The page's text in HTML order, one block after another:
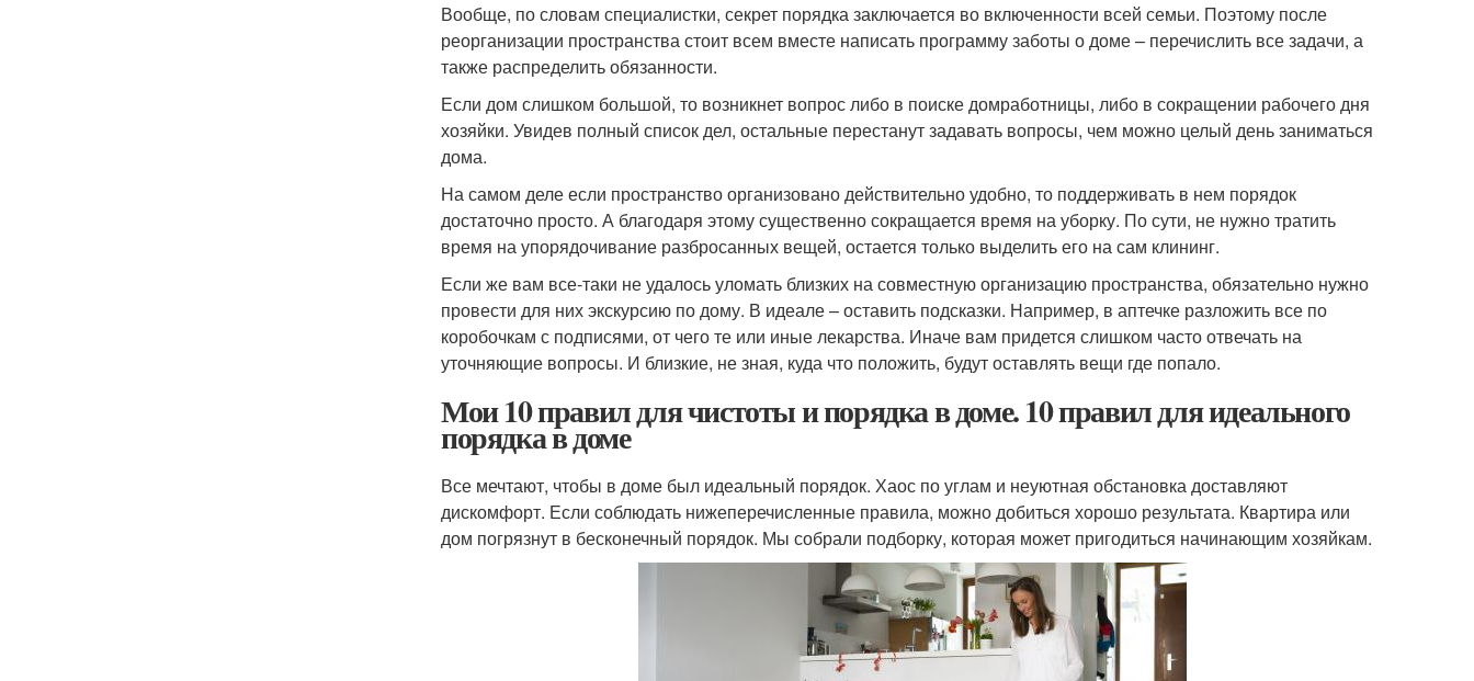
Вообще, по словам специалистки, секрет порядка заключается во включенности всей семьи. Поэтому после
реорганизации пространства стоит всем вместе написать программу заботы о доме – перечислить все задачи, а
также распределить обязанности.
Если дом слишком большой, то возникнет вопрос либо в поиске домработницы, либо в сокращении рабочего дня
хозяйки. Увидев полный список дел, остальные перестанут задавать вопросы, чем можно целый день заниматься
дома.
На самом деле если пространство организовано действительно удобно, то поддерживать в нем порядок
достаточно просто. А благодаря этому существенно сокращается время на уборку. По сути, не нужно тратить
время на упорядочивание разбросанных вещей, остается только выделить его на сам клининг.
Если же вам все-таки не удалось уломать близких на совместную организацию пространства, обязательно нужно
провести для них экскурсию по дому. В идеале – оставить подсказки. Например, в аптечке разложить все по
коробочкам с подписями, от чего те или иные лекарства. Иначе вам придется слишком часто отвечать на
уточняющие вопросы. И близкие, не зная, куда что положить, будут оставлять вещи где попало.
Мои 10 правил для чистоты и порядка в доме. 10 правил для идеального
порядка в доме
Все мечтают, чтобы в доме был идеальный порядок. Хаос по углам и неуютная обстановка доставляют
дискомфорт. Если соблюдать нижеперечисленные правила, можно добиться хорошо результата. Квартира или
дом погрязнут в бесконечный порядок. Мы собрали подборку, которая может пригодиться начинающим хозяйкам.